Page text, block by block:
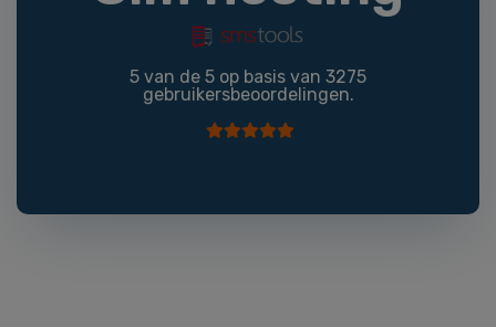
5 van de 5 op basis van 3275
gebruikersbeoordelingen.